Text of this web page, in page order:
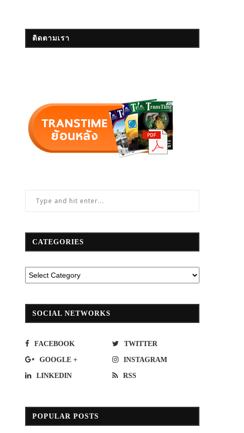
ติดตามเรา
CATEGORIES
SOCIAL NETWORKS
FACEBOOK TWITTER
GOOGLE + INSTAGRAM
LINKEDIN RSS
POPULAR POSTS